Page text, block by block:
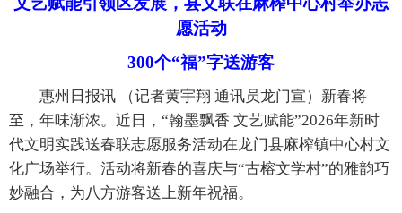
愿活动
300个“福”字送游客
惠州日报讯 （记者黄宇翔 通讯员龙门宣）新春将
至，年味渐浓。近日，“翰墨飘香 文艺赋能”2026年新时
代文明实践送春联志愿服务活动在龙门县麻榨镇中心村文
化广场举行。活动将新春的喜庆与“古榕文学村”的雅韵巧
妙融合，为八方游客送上新年祝福。